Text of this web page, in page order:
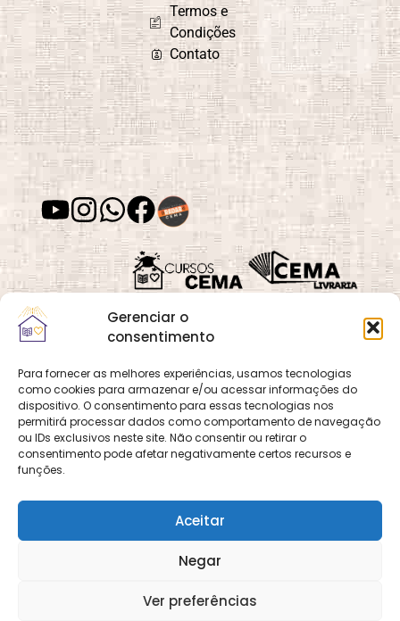
Gerenciar o
consentimento
Para fornecer as melhores experiências, usamos tecnologias
como cookies para armazenar e/ou acessar informações do
dispositivo. O consentimento para essas tecnologias nos
permitirá processar dados como comportamento de navegação
ou IDs exclusivos neste site. Não consentir ou retirar o
consentimento pode afetar negativamente certos recursos e
funções.
Aceitar
Negar
Ver preferências
Termos e
Condições
Contato
Quadra 02, Lote 16,
Vila Vicentina,
Planaltina, Brasília-
DF. CEP 73.320-140
CNPJ: 01.600.089/0001-
DECOM - A Voz do
CEMA nas Redes!
OCemaneté um site
que pertence e é gerido
pelo CEMA, assim